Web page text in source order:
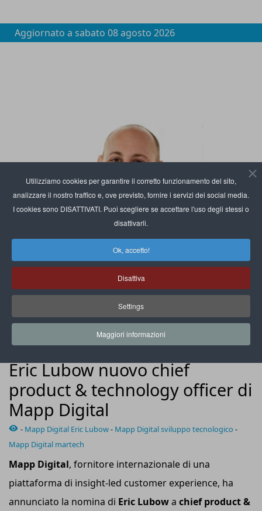
Utilizziamo cookies per garantire il corretto funzionamento del sito,
analizzare il nostro traffico e, ove previsto, fornire i servizi dei social media.
I cookies sono DISATTIVATI. Puoi scegliere se accettare l'uso degli stessi o
disattivarli.
Ok, accetto!
Disattiva
Settings
Maggiori informazioni
Aggiornato a sabato 08 agosto 2026
Eric Lubow, nuovo chief product & technology officer di Mapp
Digital
Eric Lubow nuovo chief
product & technology officer di
Mapp Digital
- Mapp Digital Eric Lubow- Mapp Digital sviluppo tecnologico -
Mapp Digital martech
Mapp Digital, fornitore internazionale di una
piattaforma di insight-led customer experience, ha
annunciato la nomina di Eric Lubowa chief product &